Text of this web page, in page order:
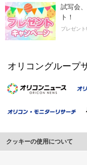
試写会
ト！
プレゼント
オリコングループ
クッキーの使用について
このサイトでは Cookie を使